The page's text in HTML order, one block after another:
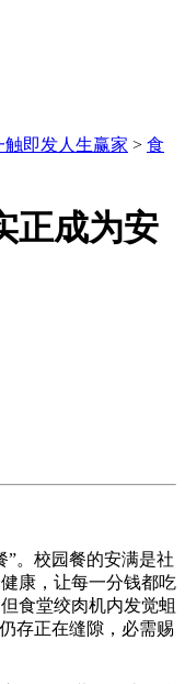
触即发人生赢家 > 食
正成为安
。校园餐的安满是社
康，让每一分钱都吃
食堂绞肉机内发觉蛆
存正在缝隙，必需赐